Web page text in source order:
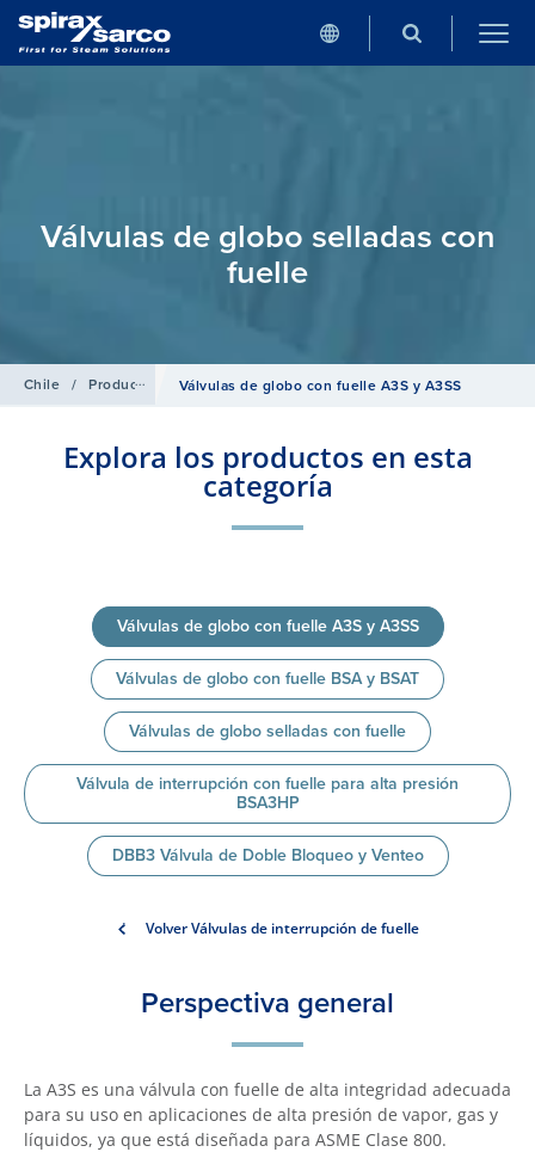
Válvulas de globo selladas con
fuelle
Chile / Productos Válvulas de interrupción / Válvulas de
Válvulas de globo con fuelle A3S y A3SS
Explora los productos en esta
categoría
Válvulas de globo con fuelle A3S y A3SS
Válvulas de globo con fuelle BSA y BSAT
Válvulas de globo selladas con fuelle
Válvula de interrupción con fuelle para alta presión
BSA3HP
DBB3 Válvula de Doble Bloqueo y Venteo
Volver Válvulas de interrupción de fuelle
Perspectiva general
La A3S es una válvula con fuelle de alta integridad adecuada
para su uso en aplicaciones de alta presión de vapor, gas y
líquidos, ya que está diseñada para ASME Clase 800.